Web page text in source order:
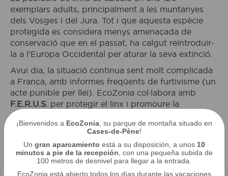
exemplars adults, principalment a les muntanyes
dels Vosges i del Jura. Tot i que aquesta espècie
protegida es considera menys amenaçada de
conservació que en el passat, ha calgut reintroduir-
la a l'Europa Occidental per aturar la seva extinció.
Avui dia, la situació continua sent molt complicada
a França, amb informes freqüents de furtivisme (un
acte punible per llei). EcoZonia col·labora amb
F.E.R.U.S . per protegir el linx i promoure la
convivència entre humans i depredadors.
El 2019 es va implementar unnou pla d'acció
nacionalper a la conservació del linx euroasiàtic.
Detalla 21 accions que s'han de dur a terme i
supervisar durant un període de cinc anys.
¡Bienvenidos a EcoZonia, su parque de montaña situado en
Cases-de-Pène!
Un gran aparcamiento está a su disposición, a unos 10
minutos a pie de la recepción , con una pequeña subida de
100 metros de desnivel para llegar a la entrada.
EcoZonia está abierto todos los días durante las vacaciones